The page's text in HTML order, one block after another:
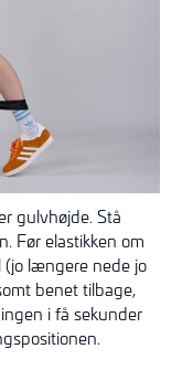
gulvhøjde. Stå
Før elastikken om
længere nede jo
benet tilbage,
i få sekunder